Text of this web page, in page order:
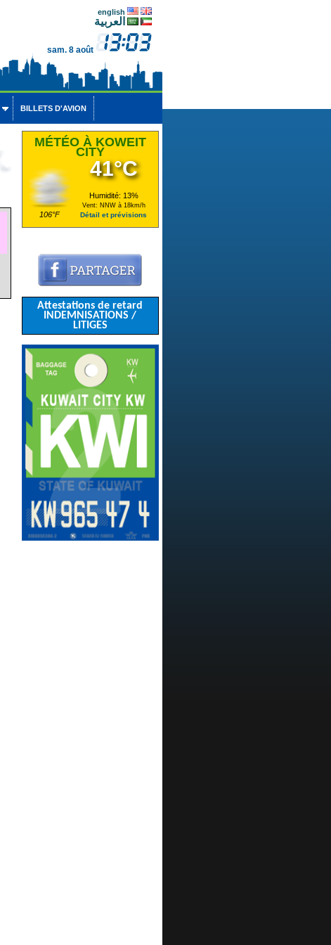
english
العربية
sam. 8 août
BILLETS D'AVION
MÉTÉO À KOWEIT
CITY
106°F
41°C
Humidité: 13%
Vent: NNW à 18km/h
Détail et prévisions
Attestations de retard
INDEMNISATIONS /
LITIGES